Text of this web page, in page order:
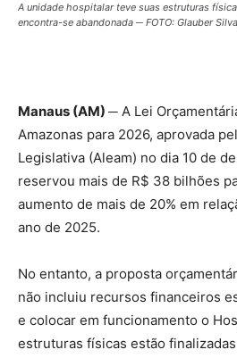
A unidade hospitalar teve suas estruturas
encontra-se abandonada ─ FOTO: Glauber
Manaus (AM) ─ A Lei
Amazonas para 2026, aprovada
Legislativa (Aleam) no dia 10 de
reservou mais de R$ 38 bilhões
aumento de mais de 20% em
ano de 2025.
No entanto, a proposta
não incluiu recursos financeiros
e colocar em funcionamento o
estruturas físicas estão